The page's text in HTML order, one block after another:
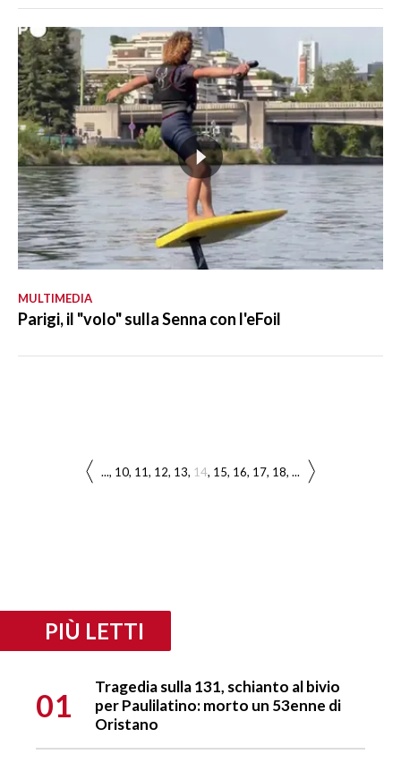
MULTIMEDIA
Parigi, il "volo" sulla Senna con l'eFoil
... 10 11 12 13 14 15 16 17 18 ...
PIÙ LETTI
01
Tragedia sulla 131, schianto al bivio
per Paulilatino: morto un 53enne di
Oristano